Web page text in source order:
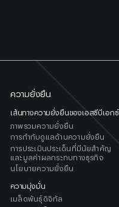
ความยั่งยืน
เส้นทางความยั่งยืนของเอสซีบีเอกซ์
ภาพรวมความยั่งยืน
การกำกับดูแลด้านความยั่งยืน
การประเมินประเด็นที่มีนัยสำคัญ
และมูลค่าผลกระทบทางธุรกิจ
นโยบายความยั่งยืน
ความมุ่งมั่น
เมล็ดพันธุ์ดิจิทัล